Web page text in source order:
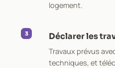
logement.
Déclarer les
Travaux prévus
techniques, et